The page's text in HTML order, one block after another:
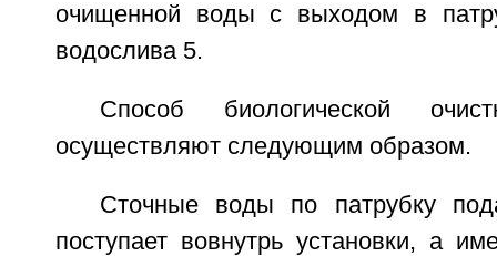
очищенной воды с выходом в
водослива 5.
Способ биологической
осуществляют следующим образом.
Сточные воды по патрубку
поступает вовнутрь установки, а